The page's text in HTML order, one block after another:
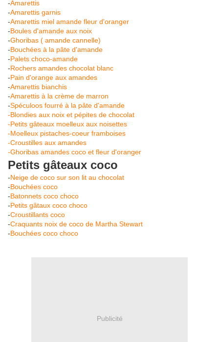
-Amarettis
-Amarettis garnis
-Amarettis miel amande fleur d'oranger
-Boules d'amande aux noix
-Ghoribas ( amande cannelle)
-Bouchées à la pâte d'amande
-Palets choco-amande
-Rochers amandes chocolat blanc
-Pain d'orange aux amandes
-Amarettis bianchis
-Amarettis à la crème de marron
-Spéculoos fourré à la pâte d'amande
-Blondies aux noix et pépites de chocolat
-Petits gâteaux moelleux aux noisettes
-Moelleux pistaches-coeur framboises
-Croustilles aux amandes
-Ghoribas amandes coco et fleur d'oranger
Petits gâteaux coco
-Neige de coco sur son lit au chocolat
-Bouchées coco
-Batonnets coco choco
-Petits gâtaux coco choco
-Croustillants coco
-Craquants noix de coco de Martha Stewart
-Bouchées coco choco
Publicité